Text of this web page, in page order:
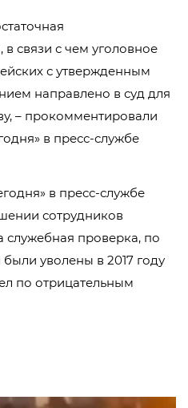
в связи с чем уголовное
с утвержденным
направлено в суд для
– прокомментировали
в пресс-службе
в пресс-службе
сотрудников
проверка, по
уволены в 2017 году
по отрицательным